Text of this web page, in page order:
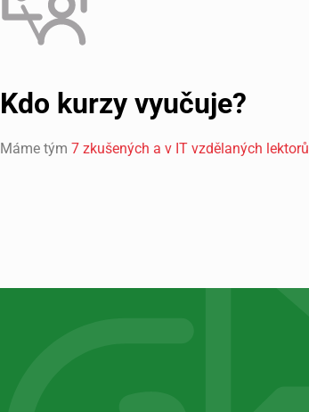
Kdo kurzy vyučuje?
Máme tým 7 zkušených a v IT vzdělaných lektorů